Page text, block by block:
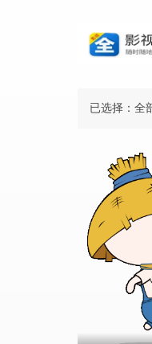
已选择：全